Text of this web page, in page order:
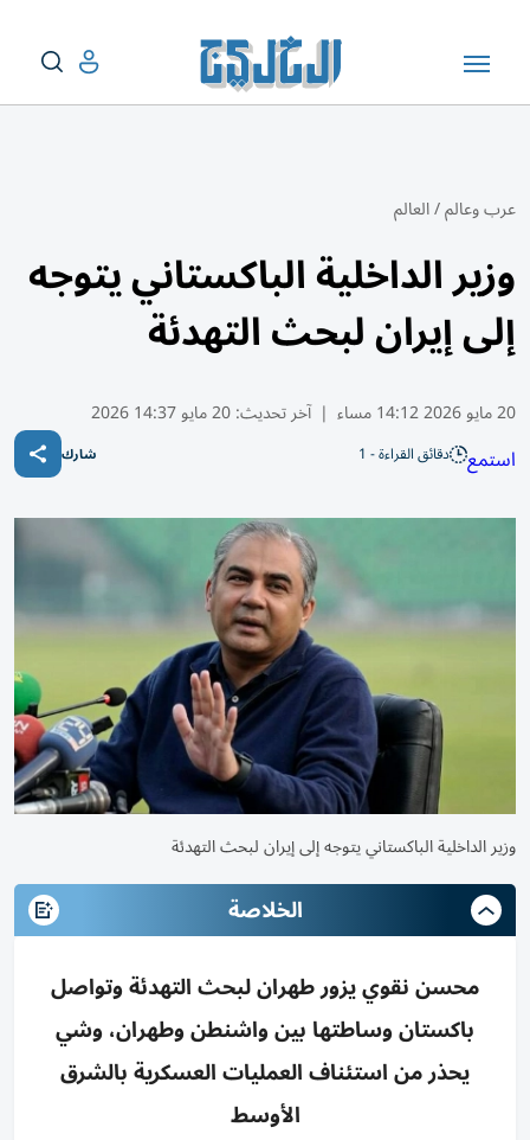
عرب وعالم/العالم
وزير الداخلية الباكستاني يتوجه
إلى إيران لبحث التهدئة
20 مايو 2026 14:12 مساء | آخر تحديث:20 مايو 14:37 2026
استمع دقائق القراءة - 1 شارك
وزير الداخلية الباكستاني يتوجه إلى إيران لبحث التهدئة
الخلاصة
محسن نقوي يزور طهران لبحث التهدئة وتواصل
باكستان وساطتها بين واشنطن وطهران، وشي
يحذر من استئناف العمليات العسكرية بالشرق
الأوسط